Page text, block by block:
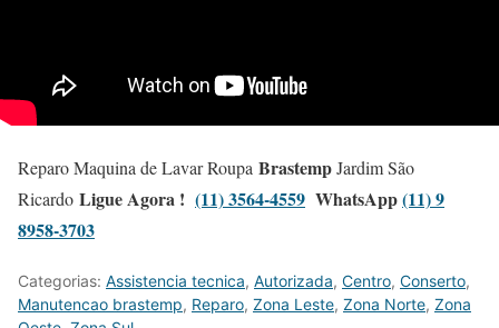
Reparo Maquina de Lavar Roupa BrastempJardim São
Ricardo Ligue Agora ! (11) 3564-4559 WhatsApp(11) 9
8958-3703
Categorias: Assistencia tecnica, Autorizada, Centro, Conserto,
Manutencao brastemp, Reparo, Zona Leste, Zona Norte, Zona